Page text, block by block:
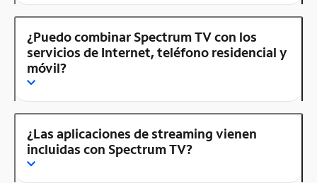
¿Puedo combinar Spectrum TV con los
servicios de Internet, teléfono residencial y
móvil?
¿Las aplicaciones de streaming vienen
incluidas con Spectrum TV?